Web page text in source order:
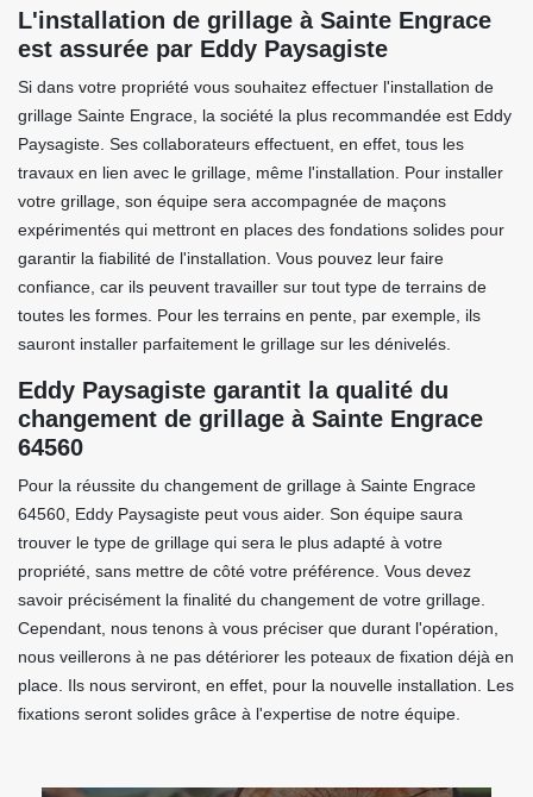
L'installation de grillage à Sainte Engrace
est assurée par Eddy Paysagiste
Si dans votre propriété vous souhaitez effectuer l'installation de
grillage Sainte Engrace, la société la plus recommandée est Eddy
Paysagiste. Ses collaborateurs effectuent, en effet, tous les
travaux en lien avec le grillage, même l'installation. Pour installer
votre grillage, son équipe sera accompagnée de maçons
expérimentés qui mettront en places des fondations solides pour
garantir la fiabilité de l'installation. Vous pouvez leur faire
confiance, car ils peuvent travailler sur tout type de terrains de
toutes les formes. Pour les terrains en pente, par exemple, ils
sauront installer parfaitement le grillage sur les dénivelés.
Eddy Paysagiste garantit la qualité du
changement de grillage à Sainte Engrace
64560
Pour la réussite du changement de grillage à Sainte Engrace
64560, Eddy Paysagiste peut vous aider. Son équipe saura
trouver le type de grillage qui sera le plus adapté à votre
propriété, sans mettre de côté votre préférence. Vous devez
savoir précisément la finalité du changement de votre grillage.
Cependant, nous tenons à vous préciser que durant l'opération,
nous veillerons à ne pas détériorer les poteaux de fixation déjà en
place. Ils nous serviront, en effet, pour la nouvelle installation. Les
fixations seront solides grâce à l'expertise de notre équipe.